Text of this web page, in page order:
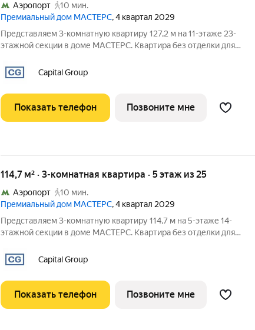
Аэропорт
10 мин.
Премиальный дом МАСТЕРС, 4 квартал 2029
Представляем 3-комнатную квартиру 127,2 м на 11-этаже 23-
этажной секции в доме МАСТЕРС. Квартира без отделки для
Подробности в офисе отдела продаж. - Гардеробная - Виды на
двор
Capital Group
Показать телефон Позвоните мне
114,7 м² · 3-комнатная квартира · 5 этаж из 25
Аэропорт
10 мин.
Премиальный дом МАСТЕРС, 4 квартал 2029
Представляем 3-комнатную квартиру 114,7 м на 5-этаже 14-
этажной секции в доме МАСТЕРС. Квартира без отделки для
Подробности в офисе отдела продаж. - Мастер-спальня -
Гардеробная
Capital Group
Показать телефон Позвоните мне